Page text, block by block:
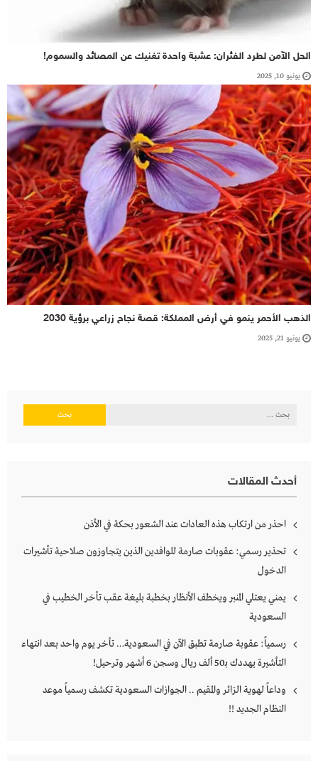
الحل الآمن لطرد الفئران: عشبة واحدة تغنيك عن المصائد والسموم!
يونيو 10, 2025
الذهب الأحمر ينمو في أرض المملكة: قصة نجاح زراعي برؤية 2030
يونيو 21, 2025
البحث
أحدث المقالات
احذر من ارتكاب هذه العادات عند الشعور بحكة في الأذن
تحذير رسمي: عقوبات صارمة للوافدين الذين يتجاوزون صلاحية تأشيرات
الدخول
يمني يعتلي المنبر ويخطف الأنظار بخطبة بليغة عقب تأخر الخطيب في
السعودية
رسمياً: عقوبة صارمة تطبق الآن في السعودية… تأخر يوم واحد بعد انتهاء
التأشيرة يهددك بـ50 ألف ريال وسجن 6 أشهر وترحيل!
وداعاً لهوية الزائر والمقيم .. الجوازات السعودية تكشف رسمياً موعد
النظام الجديد !!